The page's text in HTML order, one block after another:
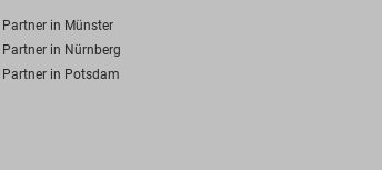
Partner in Münster
Partner in Nürnberg
Partner in Potsdam